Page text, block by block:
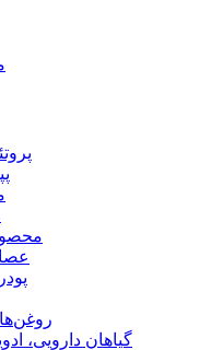
گیاهان دارویی،